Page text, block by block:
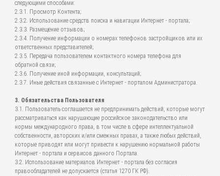
следующими способами:
2.3.1. Просмотр Контента;
2.3.2. Использование средств поиска и навигации Интернет - портала;
2.3.3. Размещение отзывов;
2.3.4. Получение информации о номерах телефонов застройщиков или их
ответственных представителей;
2.3.5. Передача пользователем контактного номера телефона для
обратной связи;
2.3.6. Получение иной информации, консультаций;
2.3.7. Иные действия связанные с Интернет - порталом Администратора.
3. Обязательства Пользователя
3.1. Пользователь соглашается не предпринимать действий, которые могут
рассматриваться как нарушающие российское законодательство или
нормы международного права, в том числе в сфере интеллектуальной
собственности, авторских и/или смежных правах, а также любых действий,
которые приводят или могут привести к нарушению нормальной работы
Интернет - портала и сервисов данного Портала.
3.2. Использование материалов Интернет - портала без согласия
правообладателей не допускается (статья 1270 ГК РФ).